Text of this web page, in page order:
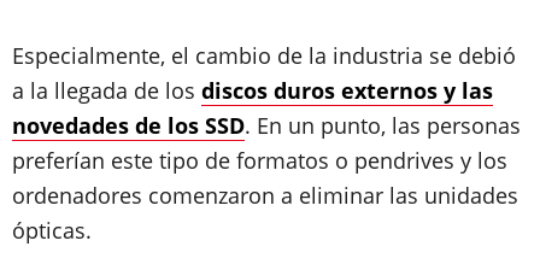
Especialmente, el cambio de la industria se debió
a la llegada de los discos duros externos y las
novedades de los SSD. En un punto, las personas
preferían este tipo de formatos o pendrives y los
ordenadores comenzaron a eliminar las unidades
ópticas.